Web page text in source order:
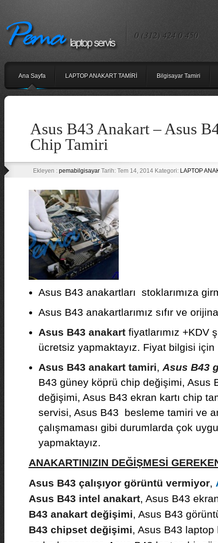
0 (312) 424 0 450
Ana Sayfa LAPTOP ANAKART TAMİRİ Bilgisayar Tamiri
Asus B43 Anakart – Asus
Chip Tamiri
Ekleyen : pemabilgisayarTarih: Tem 14, 2014 Kategori: LAPTOP
Asus B43 anakartları stoklarımıza
Asus B43 anakartlarımız sıfır ve
Asus B43 anakartfiyatlarımız +KDV
ücretsiz yapmaktayız. Fiyat bilgisi için
Asus B43 anakart tamiri, Asus B43
B43 güney köprü chip değişimi, Asus
değişimi, Asus B43 ekran kartı chip
servisi, Asus B43 besleme tamiri ve
çalışmaması gibi durumlarda çok
yapmaktayız.
ANAKARTINIZIN DEĞİŞMESİ
Asus B43 çalışıyor görüntü vermiyor,
Asus B43 intel anakart, Asus B43
B43 anakart değişimi, Asus B43
B43 chipset değişimi, Asus B43 laptop